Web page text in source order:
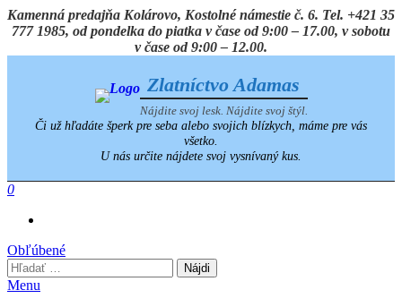
Preskočiť
na
Kamenná predajňa Kolárovo, Kostolné námestie č. 6. Tel. +421 35
777 1985, od pondelka do piatka v čase od 9:00 – 17.00, v sobotu
v čase od 9:00 – 12.00.
Zlatníctvo Adamas
Nájdite svoj lesk. Nájdite svoj štýl.
Či už hľadáte šperk pre seba alebo svojich blízkych, máme pre vás
všetko.
U nás určite nájdete svoj vysnívaný kus.
0
Obľúbené
Hľadať:
Menu